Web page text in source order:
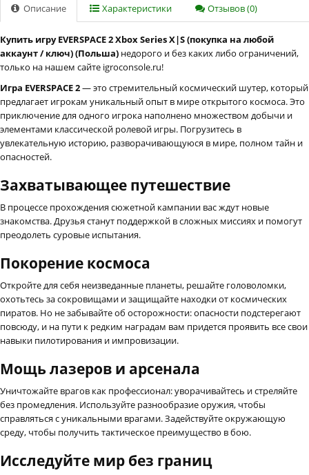
Описание Характеристики Отзывов (0)
Купить игру EVERSPACE 2 Xbox Series X|S (покупка на любой
аккаунт / ключ) (Польша) недорого и без каких либо ограничений,
только на нашем сайте igroconsole.ru!
Игра EVERSPACE 2— это стремительный космический шутер, который
предлагает игрокам уникальный опыт в мире открытого космоса. Это
приключение для одного игрока наполнено множеством добычи и
элементами классической ролевой игры. Погрузитесь в
увлекательную историю, разворачивающуюся в мире, полном тайн и
опасностей.
Захватывающее путешествие
В процессе прохождения сюжетной кампании вас ждут новые
знакомства. Друзья станут поддержкой в сложных миссиях и помогут
преодолеть суровые испытания.
Покорение космоса
Откройте для себя неизведанные планеты, решайте головоломки,
охотьтесь за сокровищами и защищайте находки от космических
пиратов. Но не забывайте об осторожности: опасности подстерегают
повсюду, и на пути к редким наградам вам придется проявить все свои
навыки пилотирования и импровизации.
Мощь лазеров и арсенала
Уничтожайте врагов как профессионал: уворачивайтесь и стреляйте
без промедления. Используйте разнообразие оружия, чтобы
справляться с уникальными врагами. Задействуйте окружающую
среду, чтобы получить тактическое преимущество в бою.
Исследуйте мир без границ